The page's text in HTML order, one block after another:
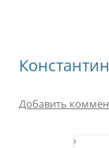
Добавить